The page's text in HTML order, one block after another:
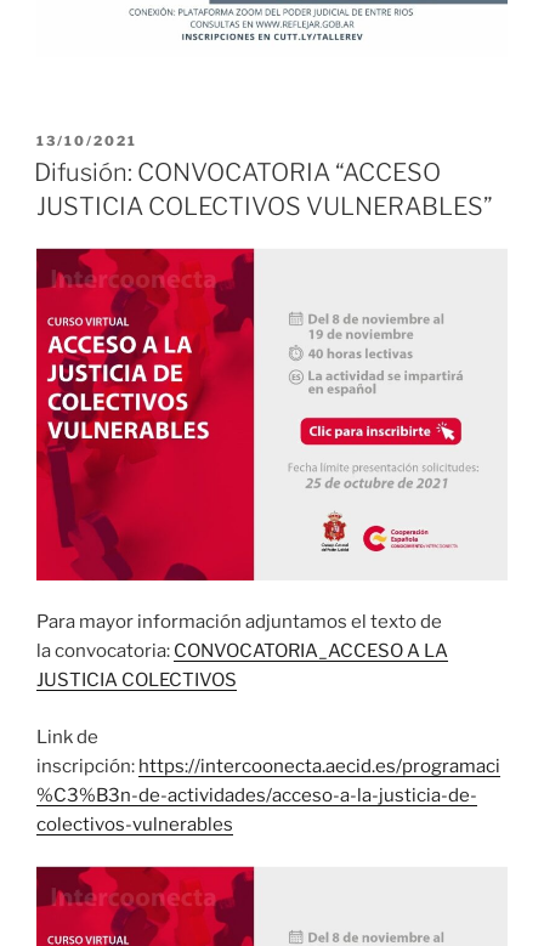
PUBLICADO
EL
13/10/2021
Difusión: CONVOCATORIA “ACCESO
JUSTICIA COLECTIVOS VULNERABLES”
Para mayor información adjuntamos el texto de
la convocatoria: CONVOCATORIA_ACCESO A LA
JUSTICIA COLECTIVOS
Link de
inscripción: https://intercoonecta.aecid.es/programaci
%C3%B3n-de-actividades/acceso-a-la-justicia-de-
colectivos-vulnerables